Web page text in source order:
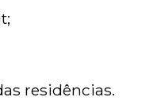
residências.